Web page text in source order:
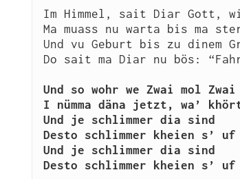
Im Himmel, sait Diar Gott,
Ma muass nu warta bis ma
Und vu Geburt bis zu dinem
Do sait ma Diar nu bös:
Und so wohr we Zwai mol
I nümma däna jetzt, wa’
Und je schlimmer dia sind
Desto schlimmer kheien s’
Und je schlimmer dia sind
Desto schlimmer kheien s’